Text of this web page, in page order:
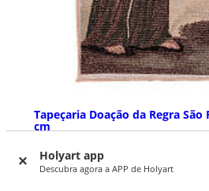
Holyart app
Descubra agora a APP de Holyart
Tapeçaria Doação da Regra
cm
DISPONÍVEL